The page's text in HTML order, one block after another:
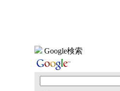
Google検索